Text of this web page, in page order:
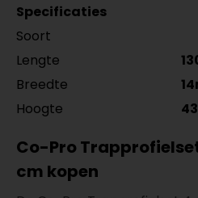
Specificaties
Soort
Lengte
Breedte
Hoogte
Co-Pro
cm kopen